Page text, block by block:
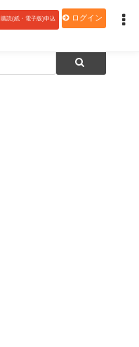
購読(紙・電子版)申込 ログイン